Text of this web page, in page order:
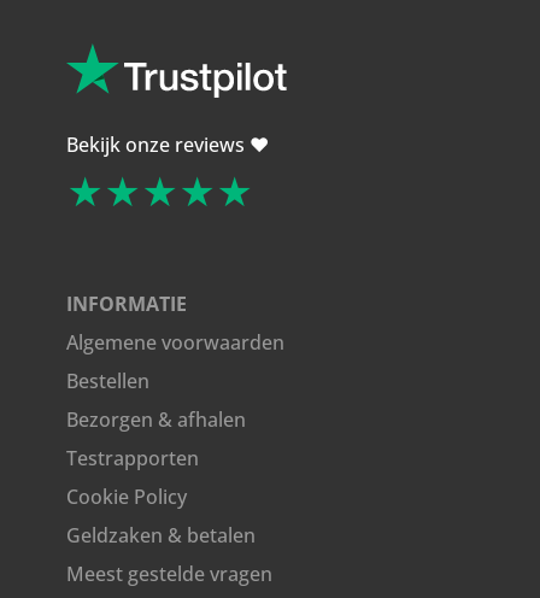
Bekijk onze reviews ❤️
★★★★★
INFORMATIE
Algemene voorwaarden
Bestellen
Bezorgen & afhalen
Testrapporten
Cookie Policy
Geldzaken & betalen
Meest gestelde vragen